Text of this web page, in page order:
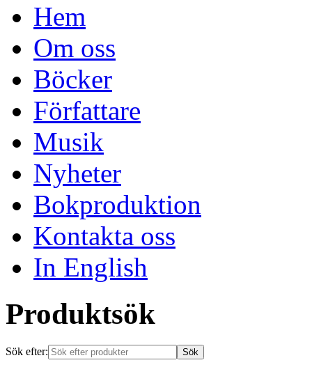
Hem
Om oss
Böcker
Författare
Musik
Nyheter
Bokproduktion
Kontakta oss
In English
Produktsök
Sök efter: